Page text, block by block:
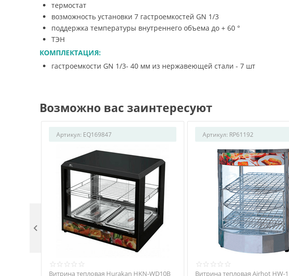
термостат
возможность установки 7 гастроемкостей GN 1/3
поддержка температуры внутреннего объема до + 60 °
ТЭН
КОМПЛЕКТАЦИЯ:
гастроемкости GN 1/3- 40 мм из нержавеющей стали - 7 шт
Возможно вас заинтересуют
Артикул: EQ169847
Витрина тепловая Hurakan HKN-WD10B
Артикул: RP61192
Витрина тепловая Airhot HW-1
